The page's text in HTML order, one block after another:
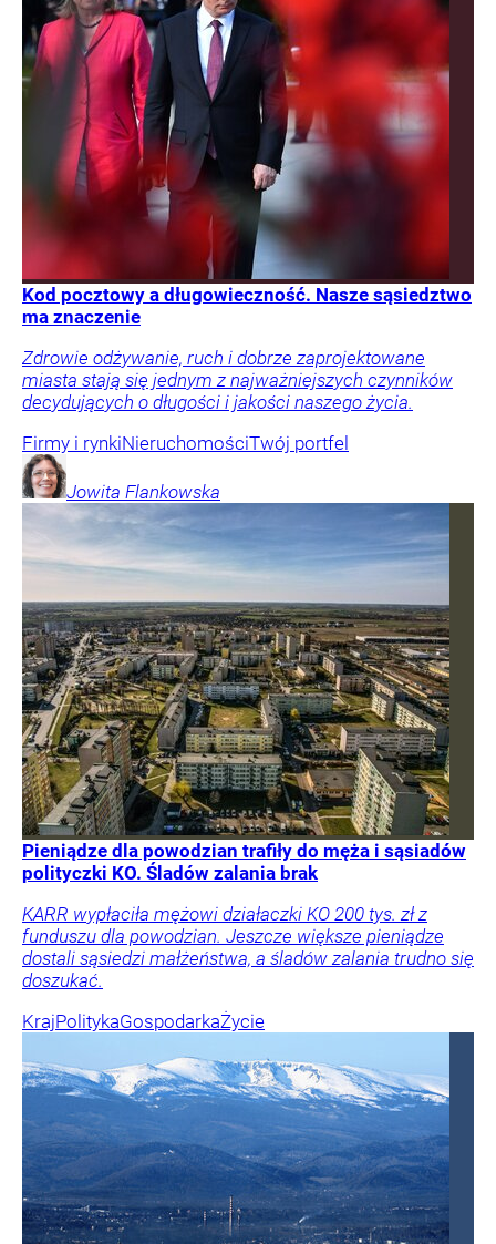
Kod pocztowy a długowieczność. Nasze sąsiedztwo
ma znaczenie
Zdrowie odżywanie, ruch i dobrze zaprojektowane
miasta stają się jednym z najważniejszych czynników
decydujących o długości i jakości naszego życia.
Firmy i rynkiNieruchomościTwój portfel
Jowita Flankowska
Pieniądze dla powodzian trafiły do męża i sąsiadów
polityczki KO. Śladów zalania brak
KARR wypłaciła mężowi działaczki KO 200 tys. zł z
funduszu dla powodzian. Jeszcze większe pieniądze
dostali sąsiedzi małżeństwa, a śladów zalania trudno się
doszukać.
KrajPolitykaGospodarkaŻycie